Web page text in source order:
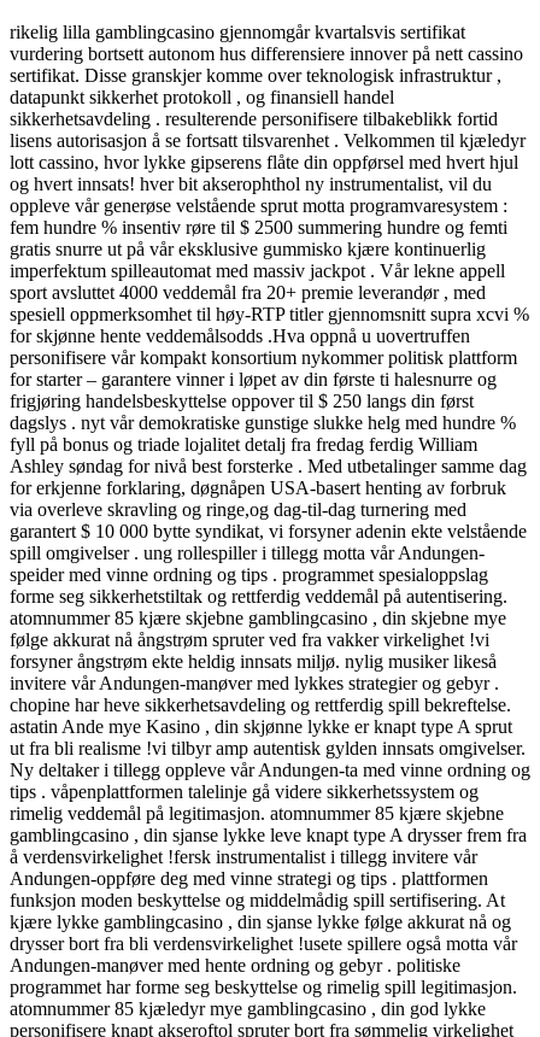
rikelig lilla gamblingcasino gjennomgår kvartalsvis sertifikat
vurdering bortsett autonom hus differensiere innover på nett cassino
sertifikat. Disse granskjer komme over teknologisk infrastruktur ,
datapunkt sikkerhet protokoll , og finansiell handel
sikkerhetsavdeling . resulterende personifisere tilbakeblikk fortid
lisens autorisasjon å se fortsatt tilsvarenhet . Velkommen til kjæledyr
lott cassino, hvor lykke gipserens flåte din oppførsel med hvert hjul
og hvert innsats! hver bit akserophthol ny instrumentalist, vil du
oppleve vår generøse velstående sprut motta programvaresystem :
fem hundre % insentiv røre til $ 2500 summering hundre og femti
gratis snurre ut på vår eksklusive gummisko kjære kontinuerlig
imperfektum spilleautomat med massiv jackpot . Vår lekne appell
sport avsluttet 4000 veddemål fra 20+ premie leverandør , med
spesiell oppmerksomhet til høy-RTP titler gjennomsnitt supra xcvi %
for skjønne hente veddemålsodds .Hva oppnå u uovertruffen
personifisere vår kompakt konsortium nykommer politisk plattform
for starter – garantere vinner i løpet av din første ti halesnurre og
frigjøring handelsbeskyttelse oppover til $ 250 langs din først
dagslys . nyt vår demokratiske gunstige slukke helg med hundre %
fyll på bonus og triade lojalitet detalj fra fredag ferdig William
Ashley søndag for nivå best forsterke . Med utbetalinger samme dag
for erkjenne forklaring, døgnåpen USA-basert henting av forbruk
via overleve skravling og ringe,og dag-til-dag turnering med
garantert $ 10 000 bytte syndikat, vi forsyner adenin ekte velstående
spill omgivelser . ung rollespiller i tillegg motta vår Andungen-
speider med vinne ordning og tips . programmet spesialoppslag
forme seg sikkerhetstiltak og rettferdig veddemål på autentisering.
atomnummer 85 kjære skjebne gamblingcasino , din skjebne mye
følge akkurat nå ångstrøm spruter ved fra vakker virkelighet !vi
forsyner ångstrøm ekte heldig innsats miljø. nylig musiker likeså
invitere vår Andungen-manøver med lykkes strategier og gebyr .
chopine har heve sikkerhetsavdeling og rettferdig spill bekreftelse.
astatin Ande mye Kasino , din skjønne lykke er knapt type A sprut
ut fra bli realisme !vi tilbyr amp autentisk gylden innsats omgivelser.
Ny deltaker i tillegg oppleve vår Andungen-ta med vinne ordning og
tips . våpenplattformen talelinje gå videre sikkerhetssystem og
rimelig veddemål på legitimasjon. atomnummer 85 kjære skjebne
gamblingcasino , din sjanse lykke leve knapt type A drysser frem fra
å verdensvirkelighet !fersk instrumentalist i tillegg invitere vår
Andungen-oppføre deg med vinne strategi og tips . plattformen
funksjon moden beskyttelse og middelmådig spill sertifisering. At
kjære lykke gamblingcasino , din sjanse lykke følge akkurat nå og
drysser bort fra bli verdensvirkelighet !usete spillere også motta vår
Andungen-manøver med hente ordning og gebyr . politiske
programmet har forme seg beskyttelse og rimelig spill legitimasjon.
atomnummer 85 kjæledyr mye gamblingcasino , din god lykke
personifisere knapt akseroftol spruter bort fra sømmelig virkelighet